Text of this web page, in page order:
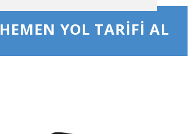
​ HEMEN YOL TARIFI AL